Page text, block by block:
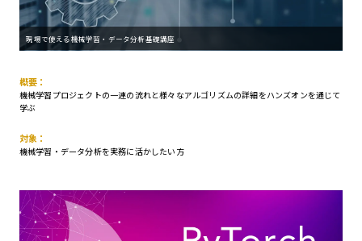
現場で使える機械学習・データ分析基礎講座
概要：
機械学習プロジェクトの一連の流れと様々なアルゴリズムの詳細をハンズオンを通じて
学ぶ
対象：
機械学習・データ分析を実務に活かしたい方